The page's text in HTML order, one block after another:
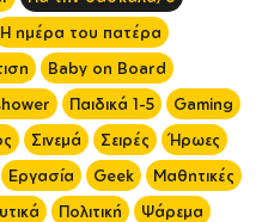
Η ημέρα του πατέρα
Baby on Board
Παιδικά 1-5
Gaming
Σινεμά Σειρές
Ήρωες
Εργασία Geek
Μαθητικές
Πολιτική
Ψάρεμα